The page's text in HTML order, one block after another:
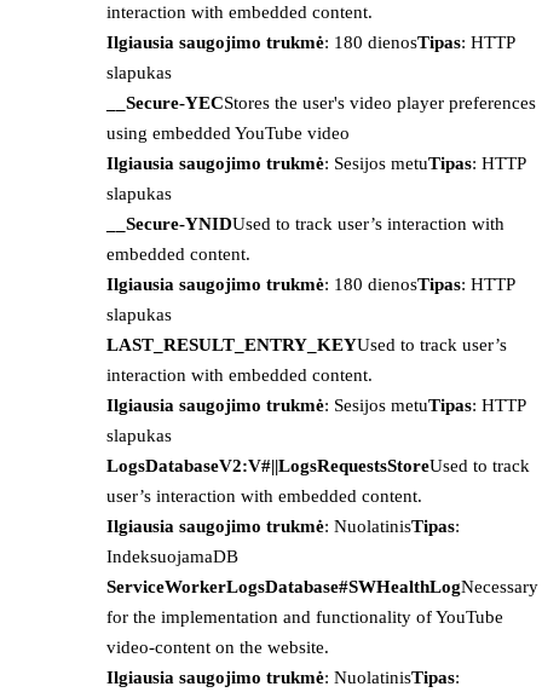
interaction with embedded content.
Ilgiausia saugojimo trukmė: 180 dienosTipas: HTTP
slapukas
__Secure-YECStores the user's video player preferences
using embedded YouTube video
Ilgiausia saugojimo trukmė: Sesijos metuTipas: HTTP
slapukas
__Secure-YNIDUsed to track user’s interaction with
embedded content.
Ilgiausia saugojimo trukmė: 180 dienosTipas: HTTP
slapukas
LAST_RESULT_ENTRY_KEYUsed to track user’s
interaction with embedded content.
Ilgiausia saugojimo trukmė: Sesijos metuTipas: HTTP
slapukas
LogsDatabaseV2:V#||LogsRequestsStoreUsed to track
user’s interaction with embedded content.
Ilgiausia saugojimo trukmė: NuolatinisTipas:
IndeksuojamaDB
ServiceWorkerLogsDatabase#SWHealthLogNecessary
for the implementation and functionality of YouTube
video-content on the website.
Ilgiausia saugojimo trukmė: NuolatinisTipas: